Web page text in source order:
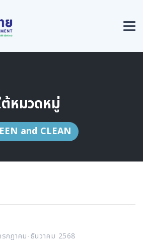
หมวดหมู่
and CLEAN
กฎาคม-ธันวาคม 2568